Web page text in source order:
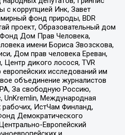
с коррупцией Инк, Завет
фонд природы, BDR
проект, Образовательный дом
Фонд Дом Прав Человека,
имени Бориса Звозскова,
Дом прав человека Ереван,
дикого лосося, TVR
исследований им
объединение журналистов
За свободную Россию,
UnKremlin, Международная
ИстЧам Финланд,
Демократического
Европейский